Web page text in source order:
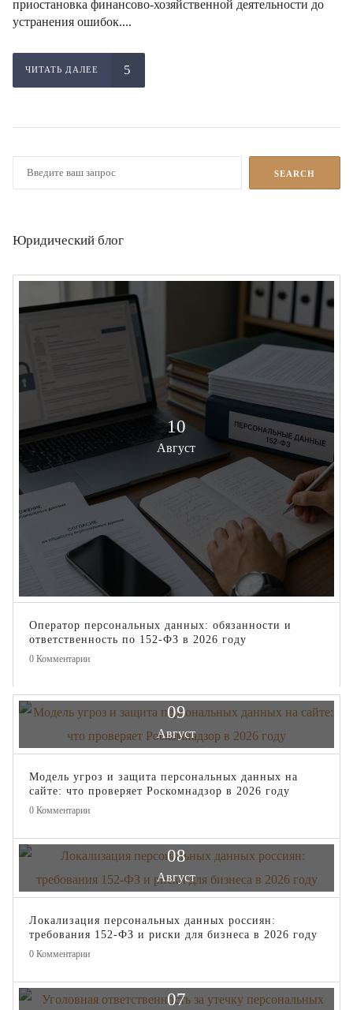
приостановка финансово-хозяйственной деятельности до
устранения ошибок....
ЧИТАТЬ ДАЛЕЕ
Юридический блог
10
Август
Оператор персональных данных: обязанности и
ответственность по 152-ФЗ в 2026 году
0 Комментарии
09
Август
Модель угроз и защита персональных данных на
сайте: что проверяет Роскомнадзор в 2026 году
0 Комментарии
08
Август
Локализация персональных данных россиян:
требования 152-ФЗ и риски для бизнеса в 2026 году
0 Комментарии
07